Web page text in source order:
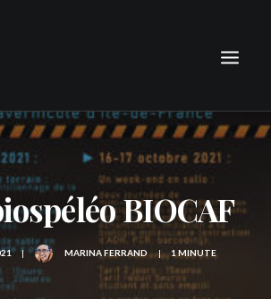
BIOCAF
| MARINA FERRAND | 1 MINUTE